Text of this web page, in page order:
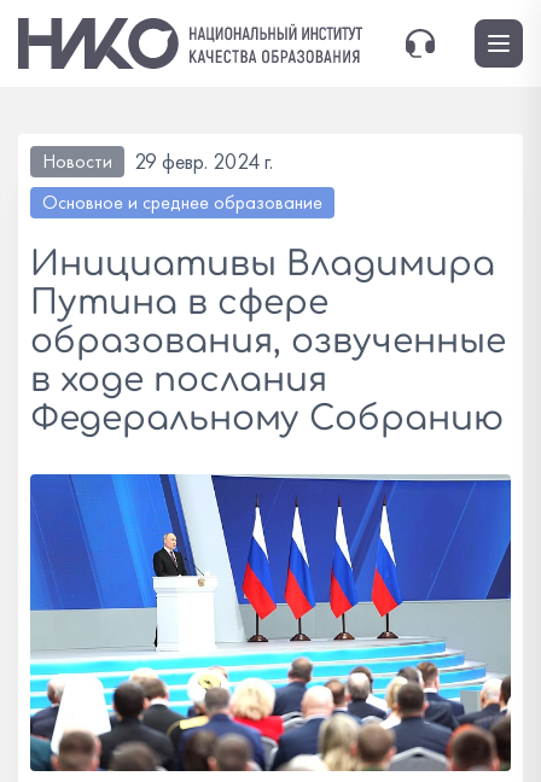
Новости 29 февр. 2024 г.
Основное и среднее образование
Инициативы Владимира
Путина в сфере
образования, озвученные
в ходе послания
Федеральному Собранию